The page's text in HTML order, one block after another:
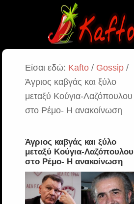
Είσαι εδώ: Kafto/ Gossip/
Άγριος καβγάς και ξύλο
μεταξύ Κούγια-Λαζόπουλου
στο Ρέμο- Η ανακοίνωση
Άγριος καβγάς και ξύλο
μεταξύ Κούγια-Λαζόπουλου
στο Ρέμο- Η ανακοίνωση